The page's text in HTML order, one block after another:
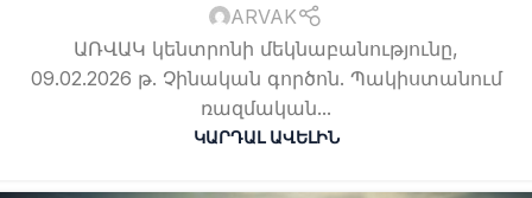
ARVAK
ԱՌՎԱԿ կենտրոնի մեկնաբանությունը,
09.02.2026 թ. Չինական գործոն. Պակիստանում
ռազմական...
ԿԱՐԴԱԼ ԱՎԵԼԻՆ